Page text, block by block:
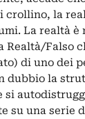
crollino, la
La realtà
Realtà/Falso
di uno dei
dubbio la
si
su una serie